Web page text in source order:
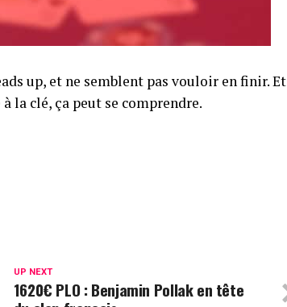
up, et ne semblent pas vouloir en finir. Et
la clé, ça peut se comprendre.
UP NEXT
1620€ PLO : Benjamin Pollak en tête